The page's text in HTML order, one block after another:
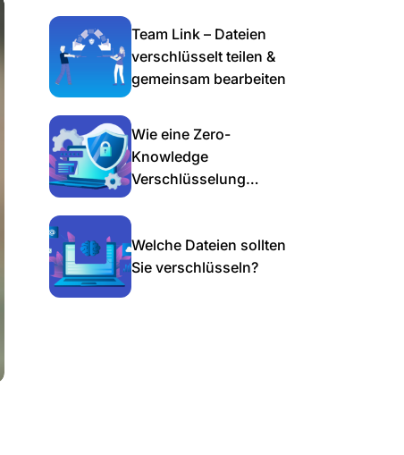
Team Link – Dateien
verschlüsselt teilen &
gemeinsam bearbeiten
Wie eine Zero-
Knowledge
Verschlüsselung
reduziert
Welche Dateien sollten
Sie verschlüsseln?